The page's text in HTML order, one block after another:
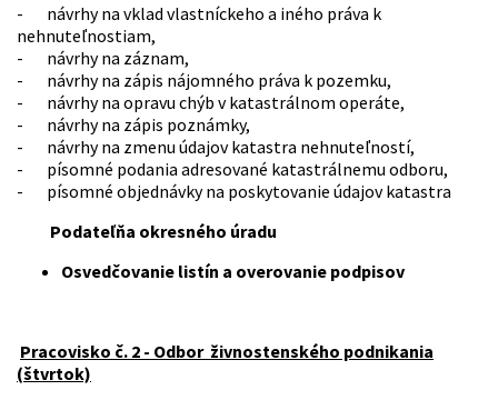
- návrhy na vklad vlastníckeho a iného práva k
nehnuteľnostiam,
- návrhy na záznam,
- návrhy na zápis nájomného práva k pozemku,
- návrhy na opravu chýb v katastrálnom operáte,
- návrhy na zápis poznámky,
- návrhy na zmenu údajov katastra nehnuteľností,
- písomné podania adresované katastrálnemu odboru,
- písomné objednávky na poskytovanie údajov katastra
Podateľňa okresného úradu
Osvedčovanie listín a overovanie podpisov
Pracovisko č. 2 - Odbor živnostenského podnikania
(štvrtok)